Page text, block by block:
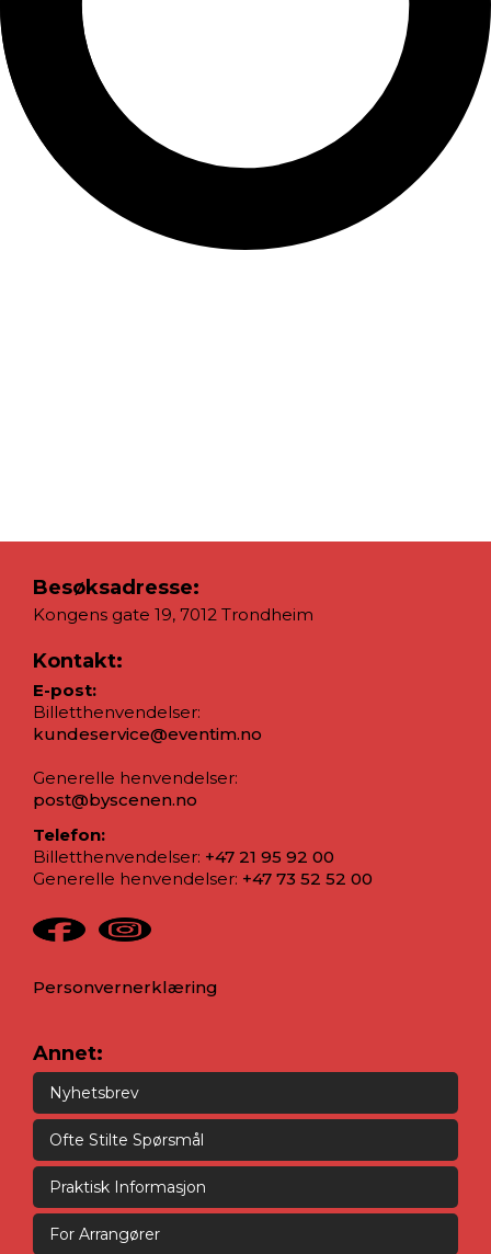
Besøksadresse:
Kongens gate 19, 7012 Trondheim
Kontakt:
E-post:
Billetthenvendelser:
kundeservice@eventim.no
Generelle henvendelser:
post@byscenen.no
Telefon:
Billetthenvendelser: +47 21 95 92 00
Generelle henvendelser: +47 73 52 52 00
Personvernerklæring
Annet:
Nyhetsbrev
Ofte Stilte Spørsmål
Praktisk Informasjon
For Arrangører